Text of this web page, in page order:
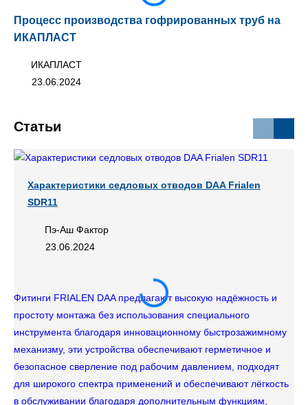
Процесс производства гофрированных труб на
ИКАПЛАСТ
ИКАПЛАСТ
23.06.2024
Статьи
Характеристики седловых отводов DAA Frialen
SDR11
Пэ-Аш Фактор
23.06.2024
Фитинги FRIALEN DAA предлагают высокую надёжность и
простоту монтажа без использования специального
инструмента благодаря инновационному быстрозажимному
механизму, эти устройства обеспечивают герметичное и
безопасное сверление под рабочим давлением, подходят
для широкого спектра применений и обеспечивают лёгкость
в обслуживании благодаря дополнительным функциям,